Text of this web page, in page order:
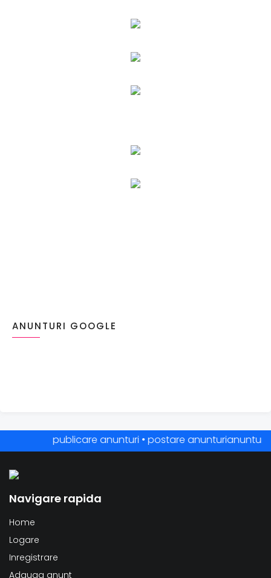
ANUNTURI GOOGLE
publicare anunturi • postare anunturianunturi
Navigare rapida
Home
Logare
Inregistrare
Adauga anunt